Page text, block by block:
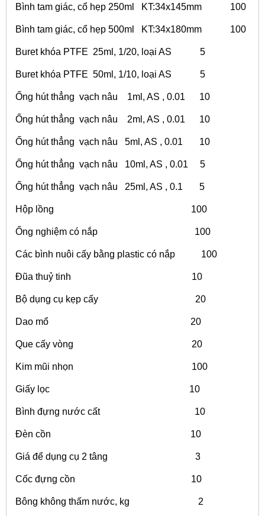
Bình tam giác, cổ hẹp 250ml KT:34x145mm 100
Bình tam giác, cổ hẹp 500ml KT:34x180mm 100
Buret khóa PTFE 25ml, 1/20, loại AS 5
Buret khóa PTFE 50ml, 1/10, loại AS 5
Ống hút thẳng vạch nâu 1ml, AS , 0.01 10
Ống hút thẳng vạch nâu 2ml, AS , 0.01 10
Ống hút thẳng vạch nâu 5ml, AS , 0.01 10
Ống hút thẳng vạch nâu 10ml, AS , 0.01 5
Ống hút thẳng vạch nâu 25ml, AS , 0.1 5
Hộp lồng 100
Ống nghiệm có nắp 100
Các bình nuôi cấy bằng plastic có nắp 100
Đũa thuỷ tinh 10
Bộ dụng cụ kẹp cấy 20
Dao mổ 20
Que cấy vòng 20
Kim mũi nhọn 100
Giấy lọc 10
Bình đựng nước cất 10
Đèn cồn 10
Giá để dụng cụ 2 tâng 3
Cốc đựng cồn 10
Bông không thấm nước, kg 2